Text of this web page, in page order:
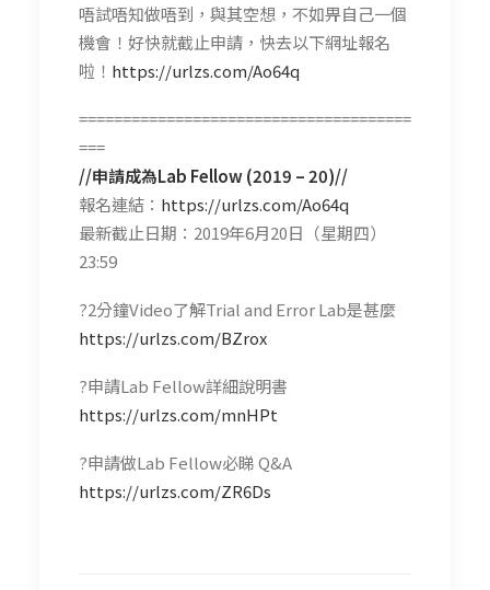
唔試唔知做唔到，與其空想，不如畀自己一個
機會！好快就截止申請，快去以下網址報名
啦！ https://urlzs.com/Ao64q
======================================
===
//申請成為Lab Fellow (2019 – 20)//
報名連結： https://urlzs.com/Ao64q
最新截止日期：2019年6月20日（星期四）
23:59
?️2分鐘Video了解Trial and Error Lab是甚麼
https://urlzs.com/BZrox
?申請Lab Fellow詳細說明書
https://urlzs.com/mnHPt
?申請做Lab Fellow必睇 Q&A
https://urlzs.com/ZR6Ds